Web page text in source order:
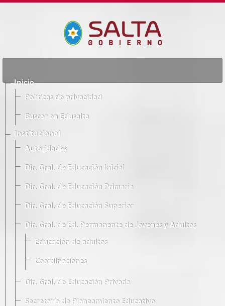
Inicio
Políticas de privacidad
Buscar en Edusalta
Institucional
Autoridades
Dir. Gral. de Educación Inicial
Dir. Gral. de Educación Primaria
Dir. Gral. de Educación Superior
Dir. Gral. de Ed. Permanente de Jóvenes y Adultos
Educación de adultos
Coordinaciones
Dir. Gral. de Educación Privada
Secretaría de Planeamiento Educativo